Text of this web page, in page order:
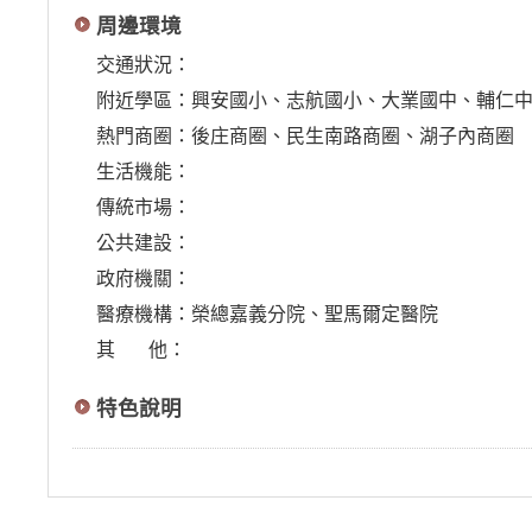
周邊環境
交通狀況：
附近學區：興安國小、志航國小、大業國中、輔仁
熱門商圈：後庄商圈、民生南路商圈、湖子內商圈
生活機能：
傳統市場：
公共建設：
政府機關：
醫療機構：榮總嘉義分院、聖馬爾定醫院
其 他：
特色說明